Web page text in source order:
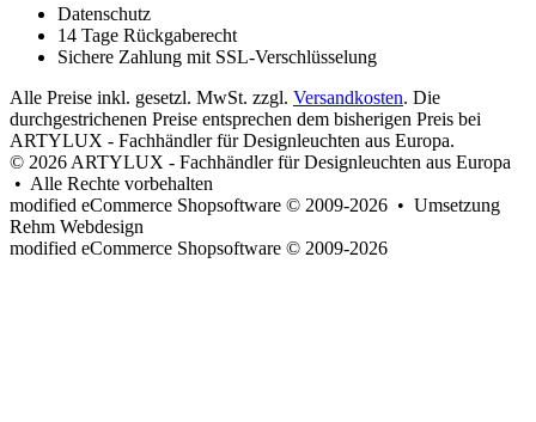
Datenschutz
14 Tage Rückgaberecht
Sichere Zahlung mit SSL-Verschlüsselung
Alle Preise inkl. gesetzl. MwSt. zzgl. Versandkosten. Die
durchgestrichenen Preise entsprechen dem bisherigen Preis bei
ARTYLUX - Fachhändler für Designleuchten aus Europa.
© 2026 ARTYLUX - Fachhändler für Designleuchten aus Europa
• Alle Rechte vorbehalten
modified eCommerce Shopsoftware © 2009-2026 • Umsetzung
Rehm Webdesign
modified eCommerce Shopsoftware © 2009-2026